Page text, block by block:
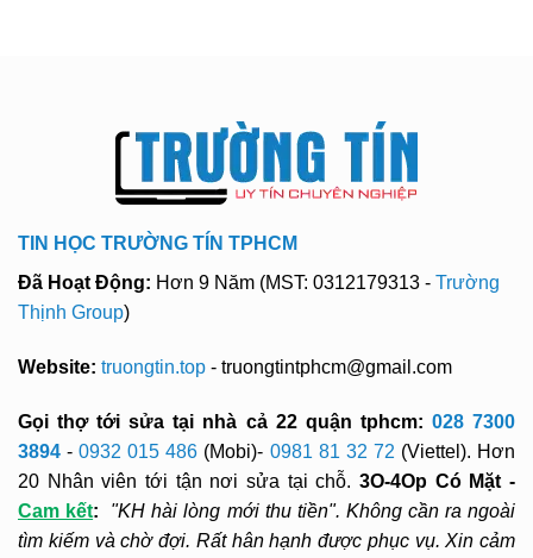
TIN HỌC TRƯỜNG TÍN TPHCM
Đã Hoạt Động: Hơn 9 Năm (MST: 0312179313 - Trường
Thịnh Group)
Website: truongtin.top - truongtintphcm@gmail.com
Gọi thợ tới sửa tại nhà cả 22 quận tphcm: 028 7300
3894-0932 015 486 (Mobi)- 0981 81 32 72 (Viettel). Hơn
20 Nhân viên tới tận nơi sửa tại chỗ. 3O-4Op Có Mặt -
Cam kết:
"KH hài lòng mới thu tiền". Không cần ra ngoài
tìm kiếm và chờ đợi. Rất hân hạnh được phục vụ. Xin cảm